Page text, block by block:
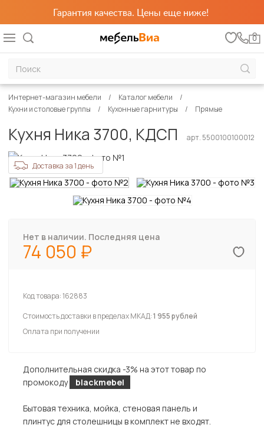
Гарантия качества. Цены еще ниже!
0
Интернет-магазин мебели
Каталог мебели
Кухни и столовые группы
Кухонные гарнитуры Прямые
Кухня Ника 3700, КДСП арт. 5500100100012
Доставка за 1 день
Нет в наличии. Последняя цена
74 050
Код товара:162883
Стоимость доставки в пределах МКАД:1 955 рублей
Оплата при получении
Дополнительная скидка -3% на этот товар по
промокоду
blackmebel
Бытовая техника, мойка, стеновая панель и
плинтус для столешницы в комплект не входят.